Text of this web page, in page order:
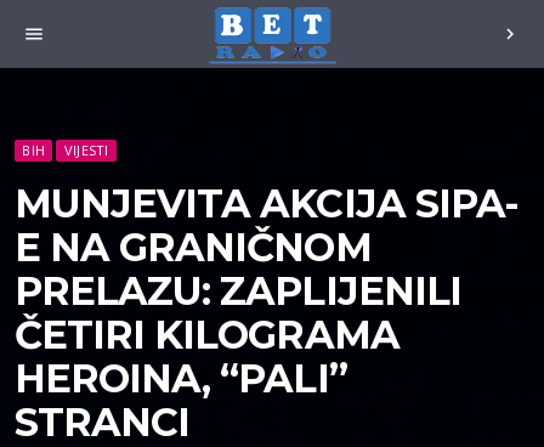
menu chevron_right
BIH VIJESTI
MUNJEVITA AKCIJA SIPA-
E NA GRANIČNOM
PRELAZU: ZAPLIJENILI
ČETIRI KILOGRAMA
HEROINA, “PALI”
STRANCI